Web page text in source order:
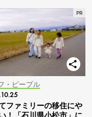
・ピープル
ファミリーの移住にや